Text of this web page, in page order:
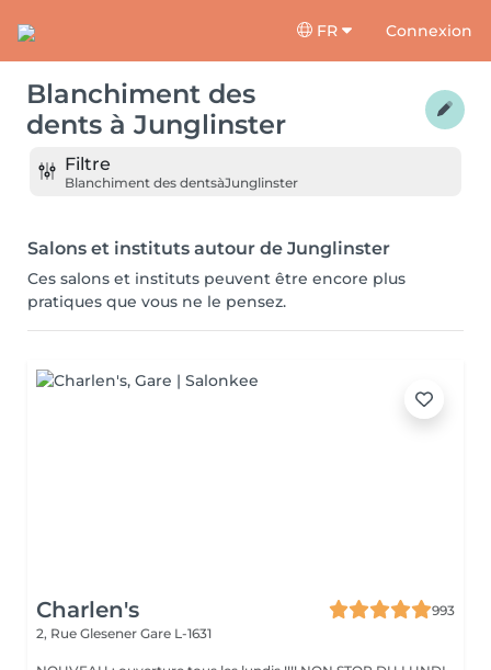
FR Connexion
Blanchiment des
dents à Junglinster
Filtre
Blanchiment des dentsàJunglinster
Salons et instituts autour de Junglinster
Ces salons et instituts peuvent être encore plus
pratiques que vous ne le pensez.
Charlen's
993
2, Rue Glesener Gare L-1631